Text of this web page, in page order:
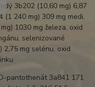
3b202 (10,60 mg) 6,87
(1 240 mg) 309 mg medi,
1030 mg železa, oxid
selenizované
2,75 mg selénu, oxid
pantothenát 3a841 171